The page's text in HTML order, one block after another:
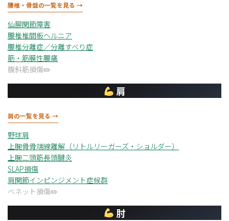
腰椎・骨盤の一覧を見る →
仙腸関節障害
腰椎椎間板ヘルニア
腰椎分離症／分離すべり症
筋・筋膜性腰痛
腹斜筋損傷
肩
肩の一覧を見る →
野球肩
上腕骨骨端線離解（リトルリーガーズ・ショルダー）
上腕二頭筋長頭腱炎
SLAP損傷
肩関節インピンジメント症候群
ベネット損傷
肘